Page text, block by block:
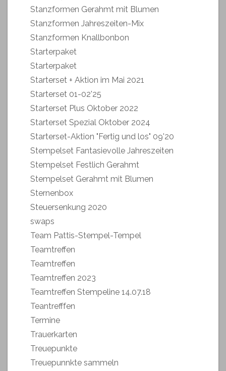
Stanzformen Gerahmt mit Blumen
Stanzformen Jahreszeiten-Mix
Stanzformen Knallbonbon
Starterpaket
Starterpaket
Starterset + Aktion im Mai 2021
Starterset 01-02'25
Starterset Plus Oktober 2022
Starterset Spezial Oktober 2024
Starterset-Aktion "Fertig und los" 09'20
Stempelset Fantasievolle Jahreszeiten
Stempelset Festlich Gerahmt
Stempelset Gerahmt mit Blumen
Sternenbox
Steuersenkung 2020
swaps
Team Pattis-Stempel-Tempel
Teamtreffen
Teamtreffen
Teamtreffen 2023
Teamtreffen Stempeline 14.07.18
Teantrefffen
Termine
Trauerkarten
Treuepunkte
Treuepunnkte sammeln